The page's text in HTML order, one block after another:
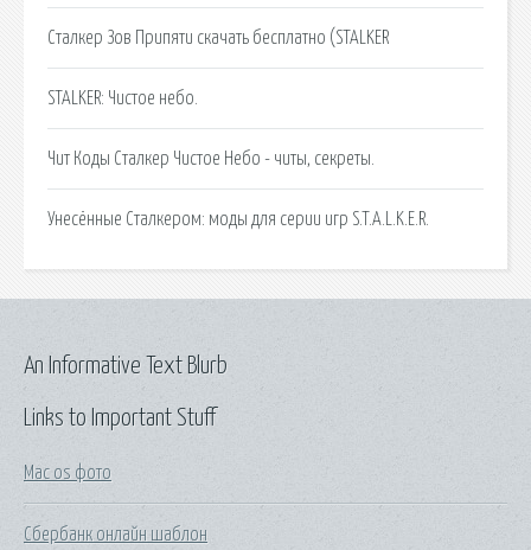
Сталкер Зов Припяти скачать бесплатно (STALKER
STALKER: Чистое небо.
Чит Коды Сталкер Чистое Небо - читы, секреты.
Унесённые Сталкером: моды для серии игр S.T.A.L.K.E.R.
Links to Important Stuff
Mac os фото
Сбербанк онлайн шаблон
An Informative Text Blurb